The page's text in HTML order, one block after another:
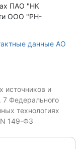
ПАО "НК
ООО "РН-
данные АО
источников и
7 Федерального
технологиях
149-ФЗ